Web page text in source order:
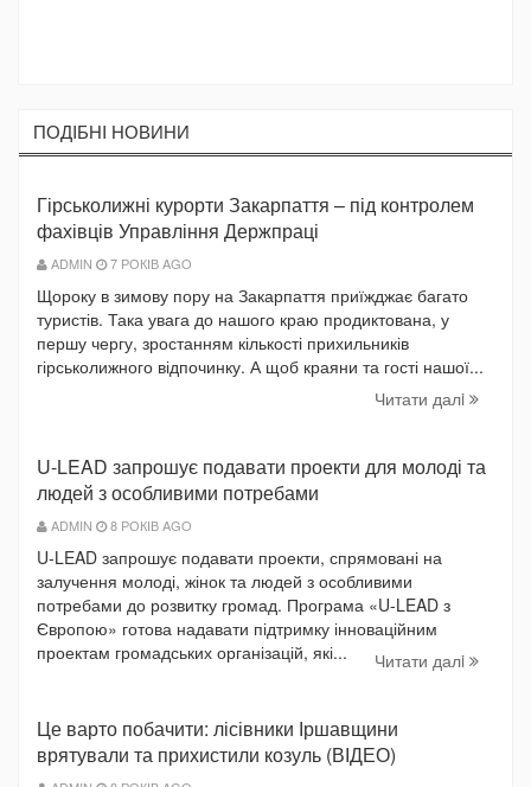
ПОДIБНI НОВИНИ
Гірськолижні курорти Закарпаття – під контролем
фахівців Управління Держпраці
ADMIN 7 РОКІВ AGO
Щороку в зимову пору на Закарпаття приїжджає багато
туристів. Така увага до нашого краю продиктована, у
першу чергу, зростанням кількості прихильників
гірськолижного відпочинку. А щоб краяни та гості нашої...
Читати далi
U-LEAD запрошує подавати проекти для молоді та
людей з особливими потребами
ADMIN 8 РОКІВ AGO
U-LEAD запрошує подавати проекти, спрямовані на
залучення молоді, жінок та людей з особливими
потребами до розвитку громад. Програма «U-LEAD з
Європою» готова надавати підтримку інноваційним
проектам громадських організацій, які...
Читати далi
Це варто побачити: лісівники Іршавщини
врятували та прихистили козуль (ВІДЕО)